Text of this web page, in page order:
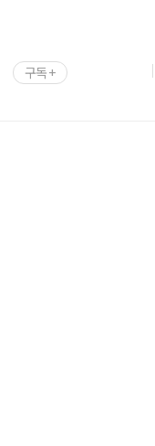
구독 +